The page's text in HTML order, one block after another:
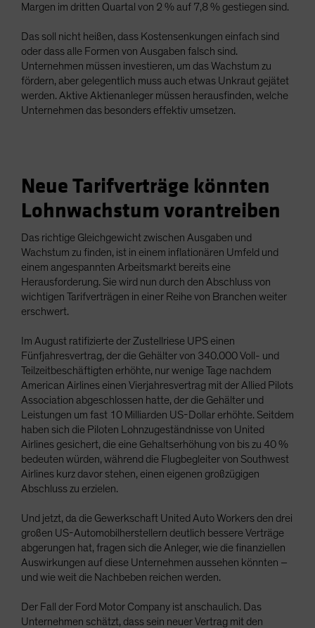
Margen im dritten Quartal von 2 % auf 7,8 % gestiegen sind.
Das soll nicht heißen, dass Kostensenkungen einfach sind
oder dass alle Formen von Ausgaben falsch sind.
Unternehmen müssen investieren, um das Wachstum zu
fördern, aber gelegentlich muss auch etwas Unkraut gejätet
werden. Aktive Aktienanleger müssen herausfinden, welche
Unternehmen das besonders effektiv umsetzen.
Neue Tarifverträge könnten
Lohnwachstum vorantreiben
Das richtige Gleichgewicht zwischen Ausgaben und
Wachstum zu finden, ist in einem inflationären Umfeld und
einem angespannten Arbeitsmarkt bereits eine
Herausforderung. Sie wird nun durch den Abschluss von
wichtigen Tarifverträgen in einer Reihe von Branchen weiter
erschwert.
Im August ratifizierte der Zustellriese UPS einen
Fünfjahresvertrag, der die Gehälter von 340.000 Voll- und
Teilzeitbeschäftigten erhöhte, nur wenige Tage nachdem
American Airlines einen Vierjahresvertrag mit der Allied Pilots
Association abgeschlossen hatte, der die Gehälter und
Leistungen um fast 10 Milliarden US-Dollar erhöhte. Seitdem
haben sich die Piloten Lohnzugeständnisse von United
Airlines gesichert, die eine Gehaltserhöhung von bis zu 40 %
bedeuten würden, während die Flugbegleiter von Southwest
Airlines kurz davor stehen, einen eigenen großzügigen
Abschluss zu erzielen.
Und jetzt, da die Gewerkschaft United Auto Workers den drei
großen US-Automobilherstellern deutlich bessere Verträge
abgerungen hat, fragen sich die Anleger, wie die finanziellen
Auswirkungen auf diese Unternehmen aussehen könnten –
und wie weit die Nachbeben reichen werden.
Der Fall der Ford Motor Company ist anschaulich. Das
Unternehmen schätzt, dass sein neuer Vertrag mit den